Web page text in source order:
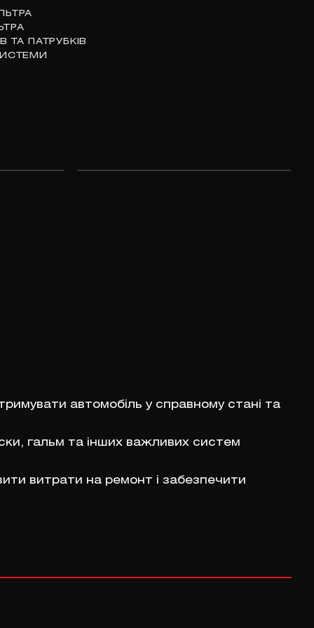
ТА ПАТРУБКІВ
автомобіль у справному стані та
гальм та інших важливих систем
витрати на ремонт і забезпечити